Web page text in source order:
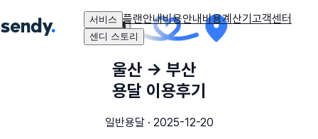
서비스 플랜안내비용안내비용계산기고객센터
센디 스토리
울산 → 부산
용달 이용후기
일반용달· 2025-12-20